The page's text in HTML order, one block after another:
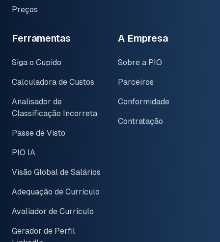
Preços
Ferramentas
Siga o Cupido
Calculadora de Custos
Analisador de
Classificação Incorreta
Passe de Visto
PIO IA
Visão Global de Salários
Adequação de Currículo
Avaliador de Currículo
Gerador de Perfil
A Empresa
Sobre a PIO
Parceiros
Conformidade
Contratação